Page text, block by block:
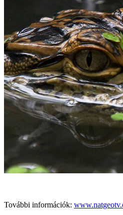
További információk: